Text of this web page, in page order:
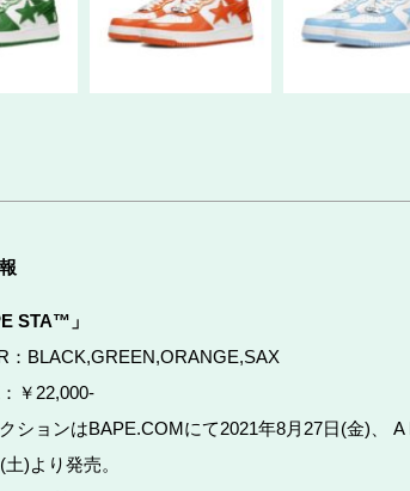
STA™」
：BLACK,GREEN,ORANGE,SAX
￥22,000-
ションはBAPE.COMにて2021年8月27日(金)、
土)より発売。